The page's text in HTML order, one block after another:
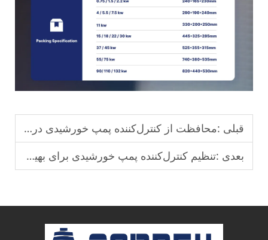
قبلی :محافظت از کنترل‌کننده پمپ خورشیدی در برابر محیط‌های سخت بیرونی.
بعدی :تنظیم کنترل‌کننده پمپ خورشیدی برای بهینه‌سازی خروجی آب.